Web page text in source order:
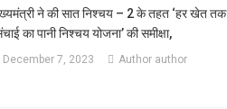
ने की सात निश्चय – 2 के तहत ‘हर खेत तक
का पानी निश्चय योजना’ की समीक्षा,
December 7, 2023 Author author